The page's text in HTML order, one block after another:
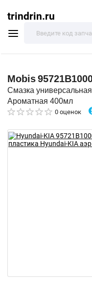
trindrin.ru
Mobis
Смазка
Ароматная 400мл
0 оценок